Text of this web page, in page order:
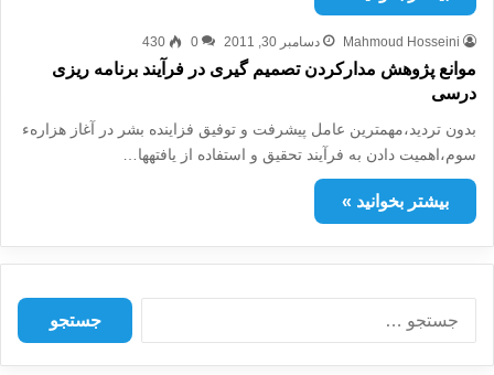
Mahmoud Hosseini دسامبر 30, 2011 0
430
موانع پژوهش مدارکردن تصمیم گیری در فرآیند برنامه ریزی
درسی
بدون تردید،مهم‏ترین عامل پیشرفت و توفیق فزاینده‏ بشر در آغاز هزارهء
سوم،اهمیت دادن به فرآیند تحقیق و استفاده از یافته‏ها…
بیشتر بخوانید »
س